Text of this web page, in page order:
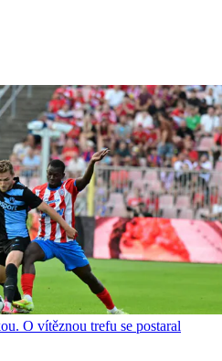
O vítěznou trefu se postaral